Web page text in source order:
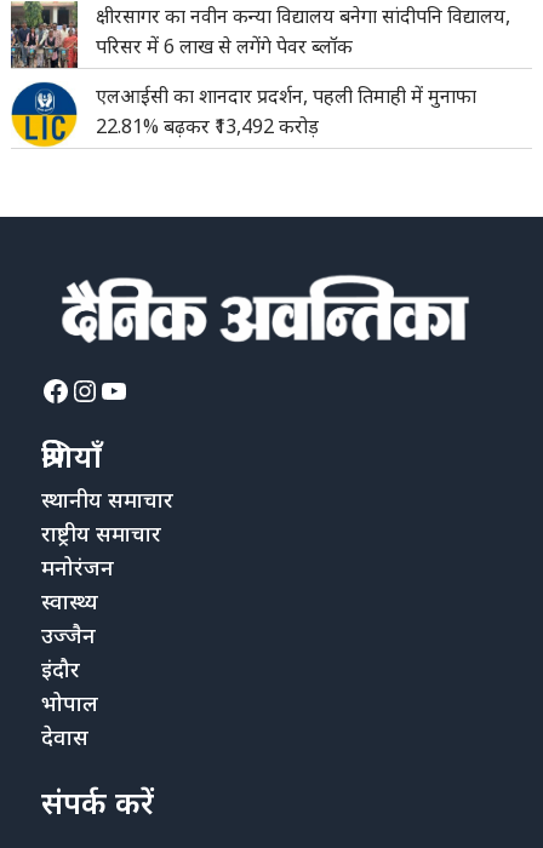
क्षीरसागर का नवीन कन्या विद्यालय बनेगा सांदीपनि विद्यालय,
परिसर में 6 लाख से लगेंगे पेवर ब्लॉक
एलआईसी का शानदार प्रदर्शन, पहली तिमाही में मुनाफा
22.81% बढ़कर ₹13,492 करोड़
Facebook
Instagram
YouTube
श्रेणियाँ
स्थानीय समाचार
राष्ट्रीय समाचार
मनोरंजन
स्वास्थ्य
उज्जैन
इंदौर
भोपाल
देवास
संपर्क करें